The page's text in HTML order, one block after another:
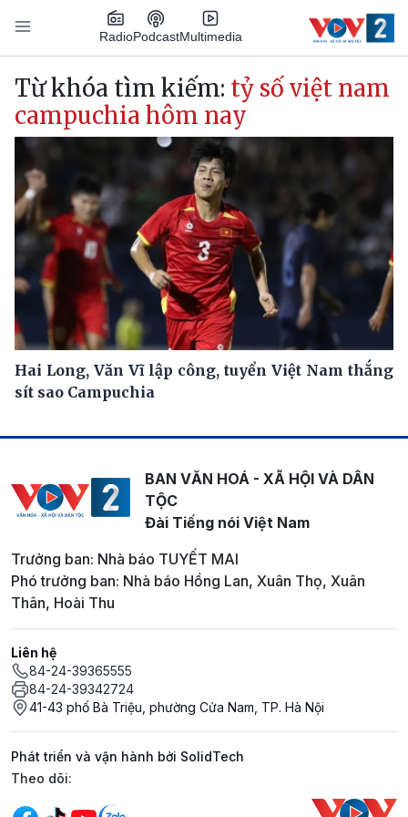
Nhảy đến nội dung
RadioPodcastMultimedia
Main navigation
Từ khóa tìm kiếm: tỷ số việt nam
campuchia hôm nay
Hai Long, Văn Vĩ lập công, tuyển Việt Nam thắng
sít sao Campuchia
BAN VĂN HOÁ - XÃ HỘI VÀ DÂN
TỘC
Đài Tiếng nói Việt Nam
Trưởng ban: Nhà báo TUYẾT MAI
Phó trưởng ban: Nhà báo Hồng Lan, Xuân Thọ, Xuân
Thân, Hoài Thu
Liên hệ
84-24-39365555
84-24-39342724
41-43 phố Bà Triệu, phường Cửa Nam, TP. Hà Nội
Phát triển và vận hành bởi SolidTech
Mạng xã hội
Theo dõi: